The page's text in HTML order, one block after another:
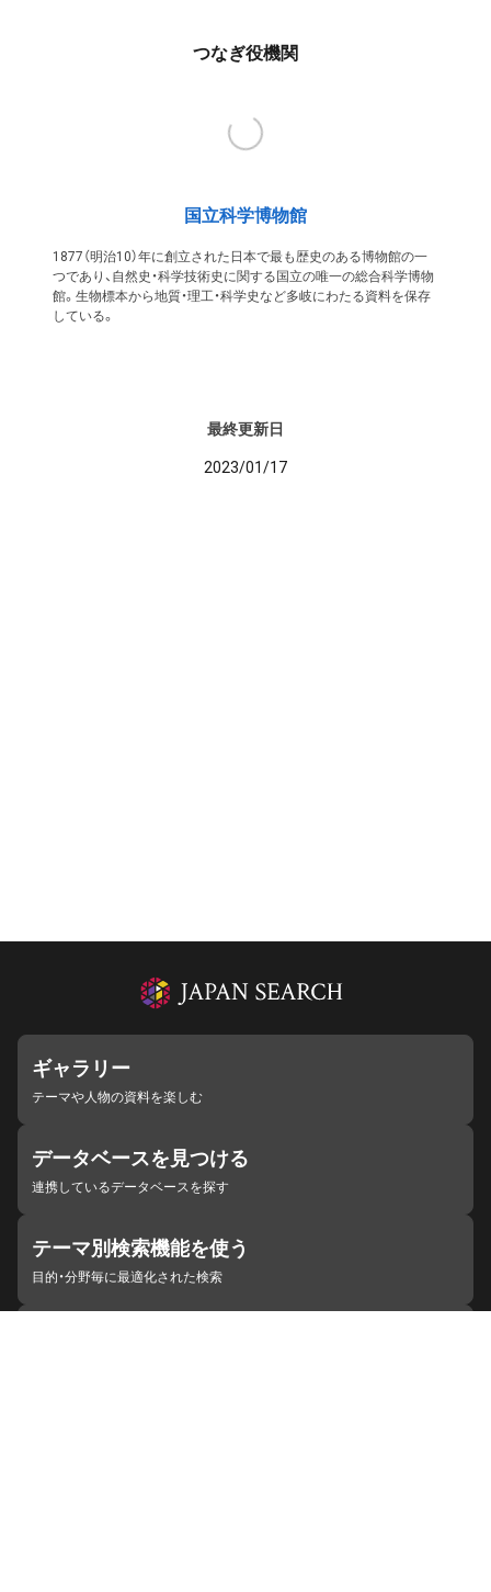
つなぎ役機関
国立科学博物館
1877（明治10）年に創立された日本で最も歴史のある博物館の一
つであり、自然史・科学技術史に関する国立の唯一の総合科学博物
館。生物標本から地質・理工・科学史など多岐にわたる資料を保存
している。
最終更新日
2023/01/17
ギャラリー
テーマや人物の資料を楽しむ
データベースを見つける
連携しているデータベースを探す
テーマ別検索機能を使う
目的・分野毎に最適化された検索